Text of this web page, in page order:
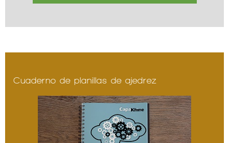
Cuaderno de planillas de ajedrez